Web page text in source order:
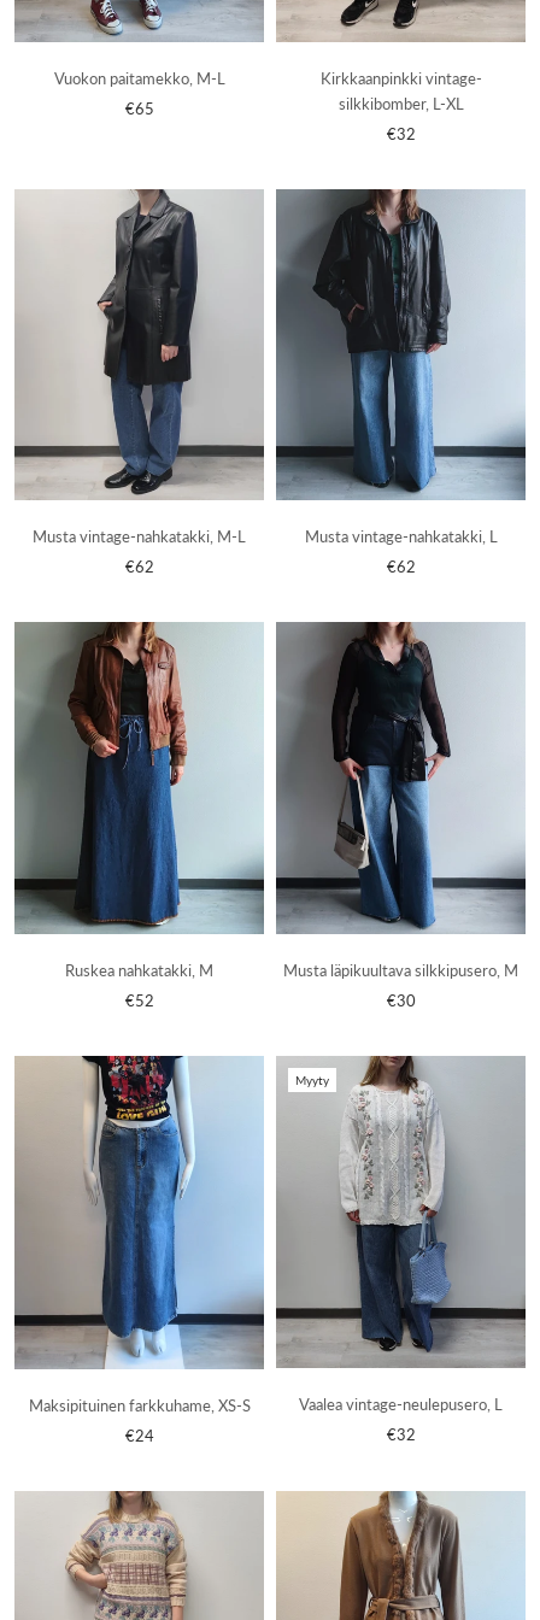
Vuokon paitamekko, M-L
€65
Kirkkaanpinkki vintage-
silkkibomber, L-XL
€32
Musta vintage-nahkatakki, M-L
€62
Musta vintage-nahkatakki, L
€62
Ruskea nahkatakki, M
€52
Musta läpikuultava silkkipusero, M
€30
Maksipituinen farkkuhame, XS-S
€24
Myyty
Vaalea vintage-neulepusero, L
€32